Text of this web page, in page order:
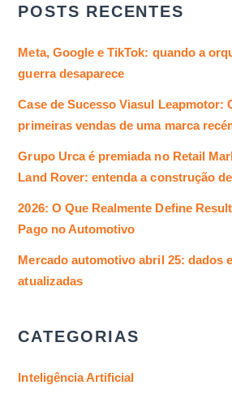
POSTS RECENTES
Meta, Google e TikTok: quando a
guerra desaparece
Case de Sucesso Viasul Leapmotor:
primeiras vendas de uma marca
Grupo Urca é premiada no Retail
Land Rover: entenda a construção
2026: O Que Realmente Define
Pago no Automotivo
Mercado automotivo abril 25: dados
atualizadas
CATEGORIAS
Inteligência Artificial